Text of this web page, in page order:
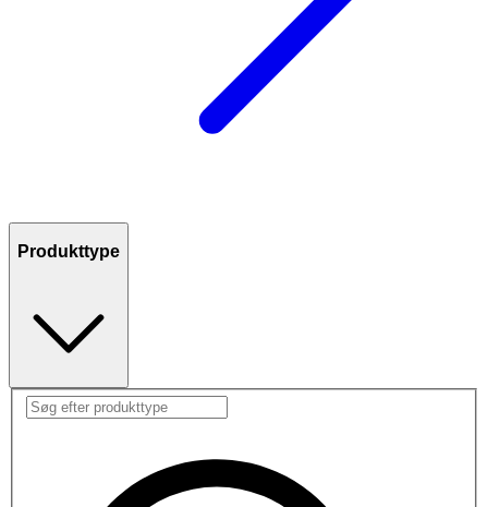
Produkttype